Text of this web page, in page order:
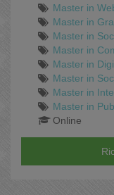
Master in
Master in
Master in
Master in
Master in
Master in
Master in
Master in
Online